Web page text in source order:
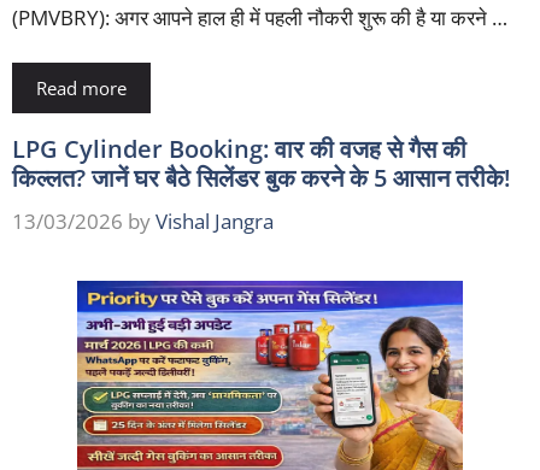
(PMVBRY): अगर आपने हाल ही में पहली नौकरी शुरू की है या करने …
Read more
LPG Cylinder Booking: वार की वजह से गैस की
किल्लत? जानें घर बैठे सिलेंडर बुक करने के 5 आसान तरीके!
13/03/2026 byVishal Jangra